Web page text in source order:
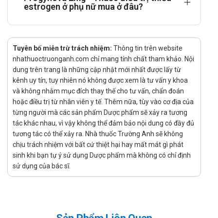
Nếu bệnh nhân có tử cung còn nguyên vẹn và vẫn có kinh
nguyệt, nên bắt đầu điều trị theo chế độ kết hợp
Progynova và progestogen trong vòng 5 ngày đầu tiên
của chu kỳ.
Các bệnh nhân đã hết kinh hoặc có vòng kinh không đều
hoặc các bệnh nhân sau mãn kinh có thể điều trị theo chế
độ kết hợp bất cứ lúc nào, cần loại trừ khả năng có thai
trong thời gian điều trị.
Chuyển từ điều trị với các liệu pháp thay thế hormon khác
Theo chu kỳ, dùng liên tục hoặc dùng kết hợp liên tục.
Một viên Progynova màu xanh 2mg, uống hàng ngày. Mỗi vỉ
estrogen ở phụ nữ mua ở đâu?
Tuyên bố miễn trừ trách nhiệm: Thông tin trên website
nhathuoctruonganh.com chỉ mang tính chất tham khảo. Nội
dung trên trang là những cập nhật mới nhất được lấy từ
kênh uy tín, tuy nhiên nó không được xem là tư vấn y khoa
và không nhằm mục đích thay thế cho tư vấn, chẩn đoán
hoặc điều trị từ nhân viên y tế. Thêm nữa, tùy vào cơ địa của
từng người mà các sản phẩm Dược phẩm sẽ xảy ra tương
tác khác nhau, vì vậy không thể đảm bảo nội dung có đầy đủ
tương tác có thể xảy ra. Nhà thuốc Trường Anh sẽ không
chịu trách nhiệm với bất cứ thiệt hại hay mất mát gì phát
sinh khi bạn tự ý sử dụng Dược phẩm mà không có chỉ định
sử dụng của bác sĩ.